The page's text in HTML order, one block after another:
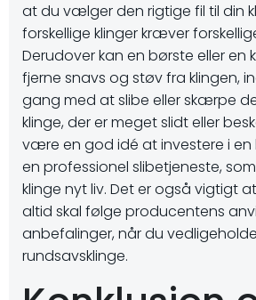
at du vælger den rigtige fil til din
forskellige klinger kræver
Derudover kan en børste eller en
fjerne snavs og støv fra klingen,
gang med at slibe eller skærpe
klinge, der er meget slidt eller
være en god idé at investere i en
en professionel slibetjeneste,
klinge nyt liv. Det er også vigtigt
altid skal følge producentens
anbefalinger, når du
rundsavsklinge.